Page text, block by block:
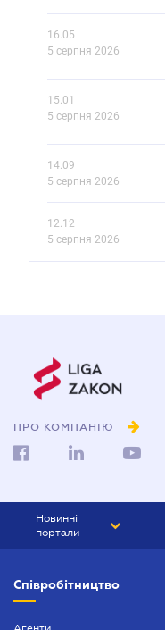
16.05
5 серпня 2026
15.01
5 серпня 2026
14.09
5 серпня 2026
12.12
5 серпня 2026
ПРО КОМПАНІЮ
Новинні
портали
БІЗНЕС
Співробітництво